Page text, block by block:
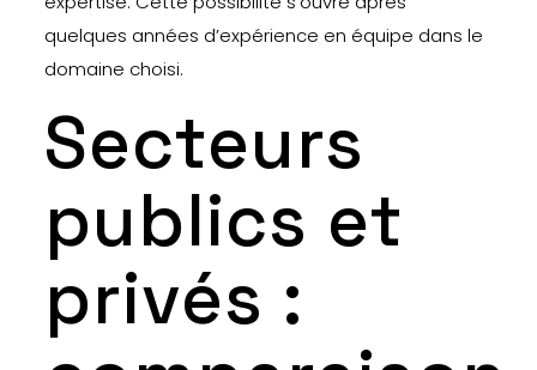
quelques années d’expérience en équipe dans le
domaine choisi.
Secteurs
publics et
privés :